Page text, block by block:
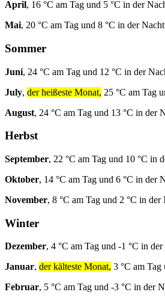
April, 16 °C am Tag und 5 °C in der
Mai, 20 °C am Tag und 8 °C in der
Sommer
Juni, 24 °C am Tag und 12 °C in der
July, der heißeste Monat, 25 °C am Tag
August, 24 °C am Tag und 13 °C in der
Herbst
September, 22 °C am Tag und 10 °C in
Oktober, 14 °C am Tag und 6 °C in der
November, 8 °C am Tag und 2 °C in
Winter
Dezember, 4 °C am Tag und -1 °C in
Januar, der kälteste Monat, 3 °C am
Februar, 5 °C am Tag und -3 °C in der